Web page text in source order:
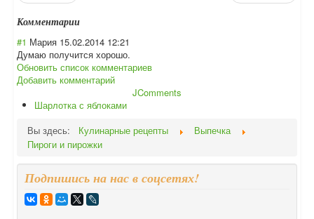
Комментарии
#1 Мария 15.02.2014 12:21
Думаю получится хорошо.
Обновить список комментариев
Добавить комментарий
JComments
Шарлотка с яблоками
Вы здесь:
Кулинарные рецепты
Выпечка
Пироги и пирожки
Подпишись на нас в соцсетях!